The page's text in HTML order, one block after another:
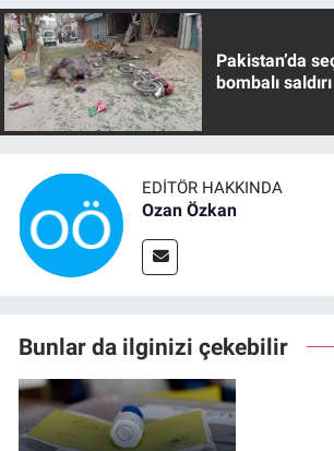
Pakistan’da
bombalı saldırı
EDITÖR HAKKINDA
Ozan Özkan
Bunlar da ilginizi çekebilir